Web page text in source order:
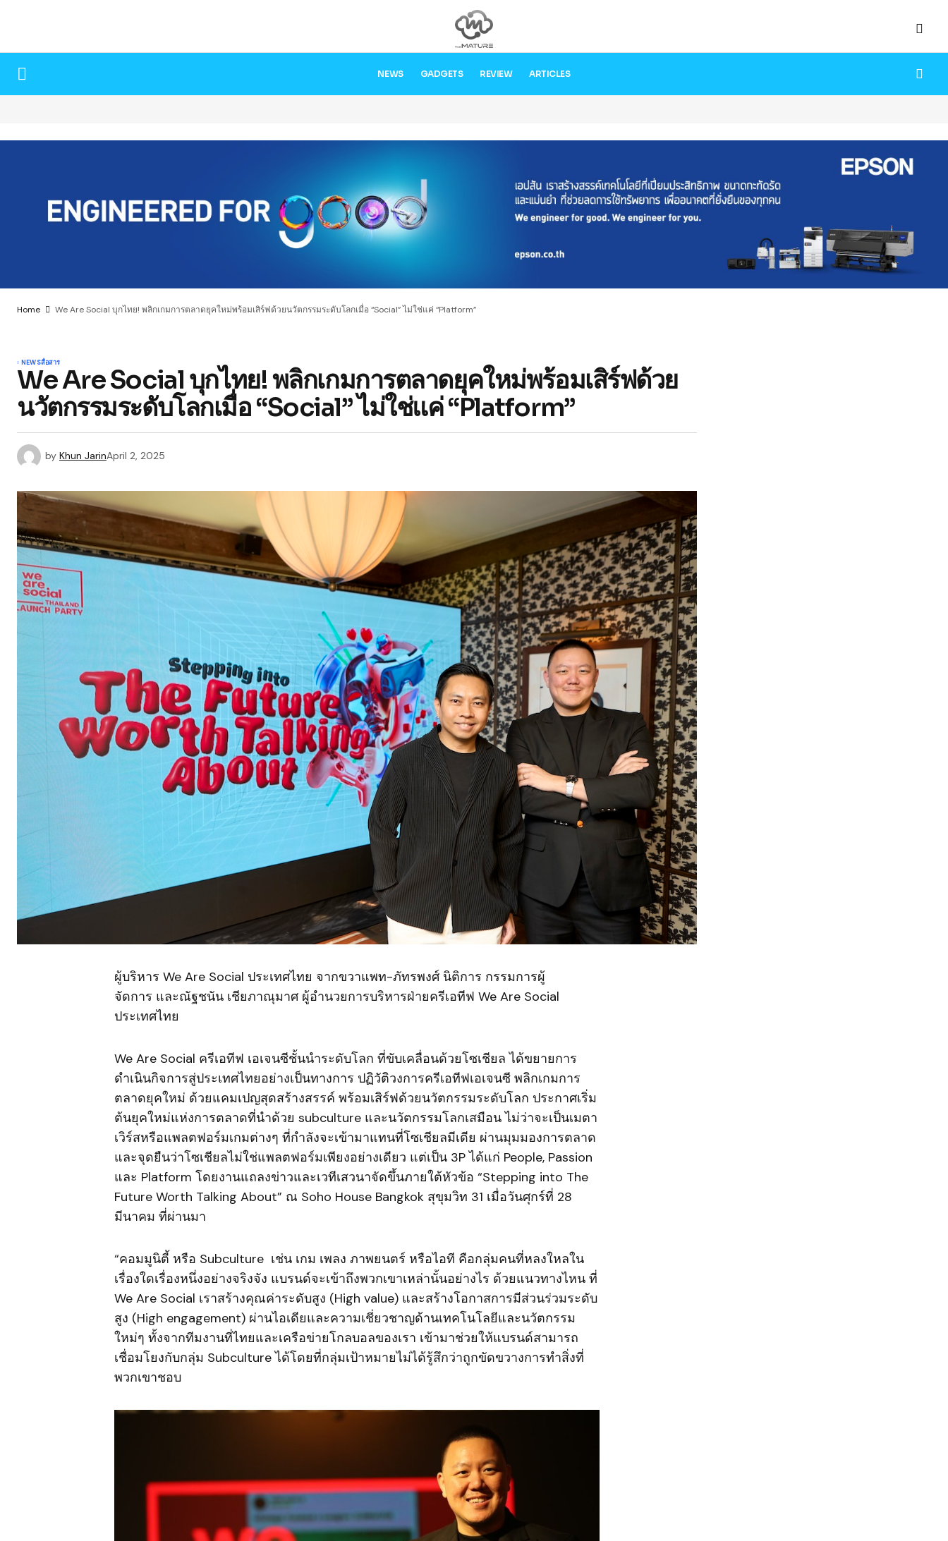
NEWS GADGETS REVIEW ARTICLES
Home We Are Social บุกไทย! พลิกเกมการตลาดยุคใหม่พร้อมเสิร์ฟด้วยนวัตกรรมระดับโลกเมื่อ “Social” ไม่ใช่แค่ “Platform”
NEWSสื่อสาร
We Are Social บุกไทย! พลิกเกมการตลาดยุคใหม่พร้อมเสิร์ฟด้วย
นวัตกรรมระดับโลกเมื่อ “Social” ไม่ใช่แค่ “Platform”
by Khun JarinApril 2, 2025
ผู้บริหาร We Are Social ประเทศไทย จากขวาแพท-ภัทรพงศ์ นิติการ กรรมการผู้
จัดการ และณัฐชนัน เชียภาณุมาศ ผู้อำนวยการบริหารฝ่ายครีเอทีฟ We Are Social
ประเทศไทย
We Are Social ครีเอทีฟ เอเจนซีชั้นนำระดับโลก ที่ขับเคลื่อนด้วยโซเชียล ได้ขยายการ
ดำเนินกิจการสู่ประเทศไทยอย่างเป็นทางการ ปฏิวัติวงการครีเอทีฟเอเจนซี พลิกเกมการ
ตลาดยุคใหม่ ด้วยแคมเปญสุดสร้างสรรค์ พร้อมเสิร์ฟด้วยนวัตกรรมระดับโลก ประกาศเริ่ม
ต้นยุคใหม่แห่งการตลาดที่นำด้วย subculture และนวัตกรรมโลกเสมือน ไม่ว่าจะเป็นเมตา
เวิร์สหรือแพลตฟอร์มเกมต่างๆ ที่กำลังจะเข้ามาแทนที่โซเชียลมีเดีย ผ่านมุมมองการตลาด
และจุดยืนว่าโซเชียลไม่ใช่แพลตฟอร์มเพียงอย่างเดียว แต่เป็น 3P ได้แก่ People, Passion
และ Platform โดยงานแถลงข่าวและเวทีเสวนาจัดขึ้นภายใต้หัวข้อ “Stepping into The
Future Worth Talking About” ณ Soho House Bangkok สุขุมวิท 31 เมื่อวันศุกร์ที่ 28
มีนาคม ที่ผ่านมา
“คอมมูนิตี้ หรือ Subculture เช่น เกม เพลง ภาพยนตร์ หรือไอที คือกลุ่มคนที่หลงใหลใน
เรื่องใดเรื่องหนึ่งอย่างจริงจัง แบรนด์จะเข้าถึงพวกเขาเหล่านั้นอย่างไร ด้วยแนวทางไหน ที่
We Are Social เราสร้างคุณค่าระดับสูง (High value) และสร้างโอกาสการมีส่วนร่วมระดับ
สูง (High engagement) ผ่านไอเดียและความเชี่ยวชาญด้านเทคโนโลยีและนวัตกรรม
ใหม่ๆ ทั้งจากทีมงานที่ไทยและเครือข่ายโกลบอลของเรา เข้ามาช่วยให้แบรนด์สามารถ
เชื่อมโยงกับกลุ่ม Subculture ได้โดยที่กลุ่มเป้าหมายไม่ได้รู้สึกว่าถูกขัดขวางการทำสิ่งที่
พวกเขาชอบ